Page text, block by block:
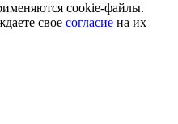
cookie-файлы.
свое согласие на их